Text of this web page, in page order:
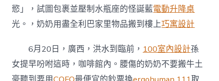
慾」，試圖包裹並壓制水瓶座的怪誕藍電動升降桌
光。，奶奶用盡全利巴家里物品搬到樓上巧寓設計
6月20日，廣西，洪水到臨前， 100室內設計孫
女提早吩咐這時，咖啡館內。腰傷的奶奶不要搬牛土